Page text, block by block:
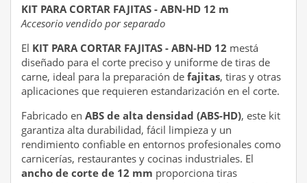
KIT PARA CORTAR FAJITAS - ABN-HD 12 m
Accesorio vendido por separado
El KIT PARA CORTAR FAJITAS - ABN-HD 12 mestá
diseñado para el corte preciso y uniforme de tiras de
carne, ideal para la preparación de fajitas, tiras y otras
aplicaciones que requieren estandarización en el corte.
Fabricado en ABS de alta densidad (ABS-HD), este kit
garantiza alta durabilidad, fácil limpieza y un
rendimiento confiable en entornos profesionales como
carnicerías, restaurantes y cocinas industriales. El
ancho de corte de 12 mm proporciona tiras